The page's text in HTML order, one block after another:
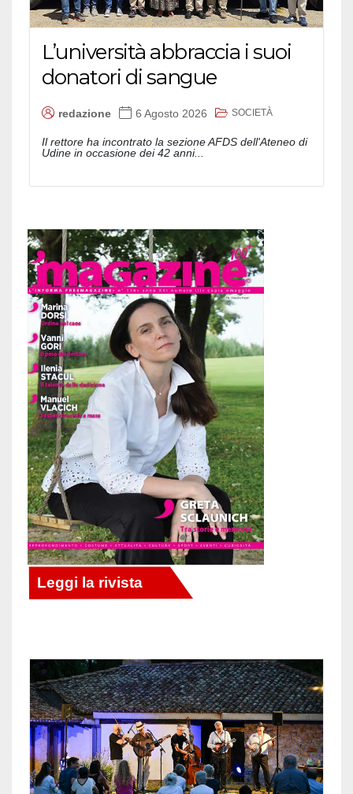
L’università abbraccia i suoi
donatori di sangue
redazione 6 Agosto 2026 SOCIETÀ
Il rettore ha incontrato la sezione AFDS dell'Ateneo di
Udine in occasione dei 42 anni...